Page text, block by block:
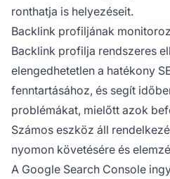
ronthatja is helyezéseit.
Backlink profiljának
Backlink profilja rendszeres
elengedhetetlen a hatékony
fenntartásához, és segít
problémákat, mielőtt azok
Számos eszköz áll
nyomon követésére és
A Google Search Console